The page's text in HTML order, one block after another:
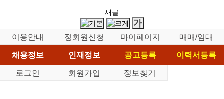
새글
이용안내 정회원신청 마이페이지
매매/임대
채용정보
인재정보 공고등록
이력서등록
로그인
회원가입 정보찾기